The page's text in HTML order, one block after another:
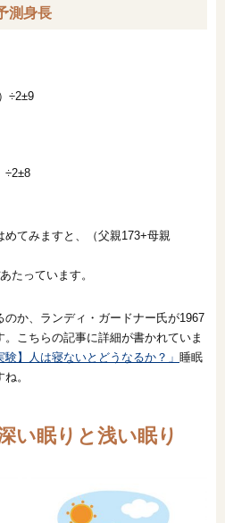
測身長
÷2±9
÷2±8
てみますと、（父親173+母親
たっています。
か、ランディ・ガードナー氏が1967
こちらの記事に詳細が書かれていま
】人は寝ないとどうなるか？」 睡眠
。
い眠りと浅い眠り